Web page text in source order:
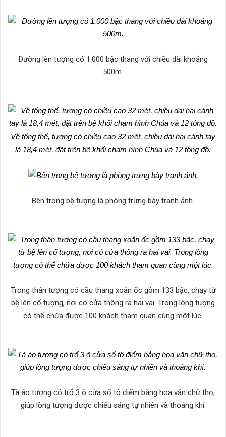
Đường lên tượng có 1.000 bậc thang với chiều dài khoảng
500m.
Về tổng thể, tượng có chiều cao 32 mét, chiều dài hai cánh tay
là 18,4 mét, đặt trên bệ khối chạm hình Chúa và 12 tông đồ.
Bên trong bệ tượng là phòng trưng bày tranh ảnh.
Trong thân tượng có cầu thang xoắn ốc gồm 133 bậc, chạy từ
bệ lên cổ tượng, nơi có cửa thông ra hai vai. Trong lòng tượng
có thể chứa được 100 khách tham quan cùng một lúc.
Tà áo tượng có trổ 3 ô cửa sổ tô điểm bằng hoa văn chữ thọ,
giúp lòng tượng được chiếu sáng tự nhiên và thoáng khí.